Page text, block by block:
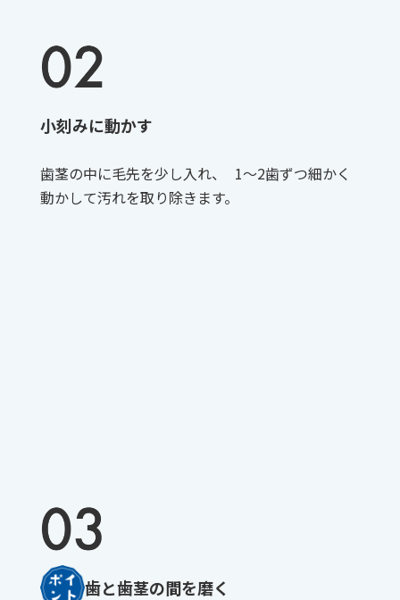
小刻みに動かす
歯茎の中に毛先を少し入れ、 1〜2歯ずつ細かく
動かして汚れを取り除きます。
歯と歯茎の間を磨く